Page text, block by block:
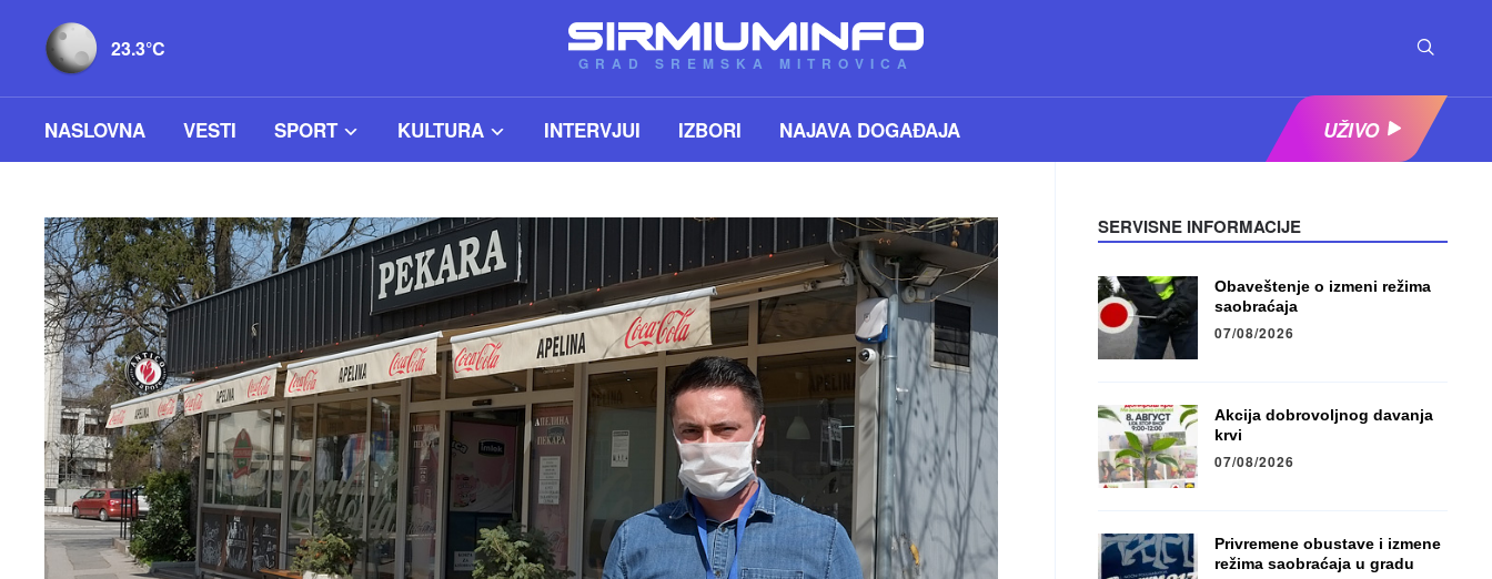
23.3°C
GRAD SREMSKA MITROVICA
NASLOVNA VESTI SPORT KULTURA INTERVJUI IZBORI NAJAVA DOGAĐAJA UŽIVO
SERVISNE INFORMACIJE
Obaveštenje o izmeni režima
saobraćaja
07/08/2026
Akcija dobrovoljnog davanja
krvi
07/08/2026
Privremene obustave i izmene
režima saobraćaja u gradu